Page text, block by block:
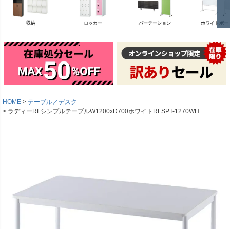
収納 ロッカー パーテーション ホワイトボー
HOME
テーブル／デスク
ラディーRFシンプルテーブルW1200xD700ホワイトRFSPT-1270WH